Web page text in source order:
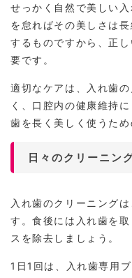
せっかく自然で美しい
を怠ればその美しさは
するものですから、正
要です。
適切なケアは、入れ歯
く、口腔内の健康維持
歯を長く美しく使うた
日々のクリーニン
入れ歯のクリーニング
す。食後には入れ歯を
スを除去しましょう。
1日1回は、入れ歯専用